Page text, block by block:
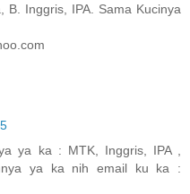
B. Inggris, IPA. Sama Kucinya
ya ka : MTK, Inggris, IPA ,
ya ka nih email ku ka :